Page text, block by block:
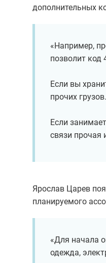
дополнительных
«Например,
позволит код
Если вы
прочих грузов.
Если
связи прочая
Ярослав Царев
планируемого
«Для начала
одежда,